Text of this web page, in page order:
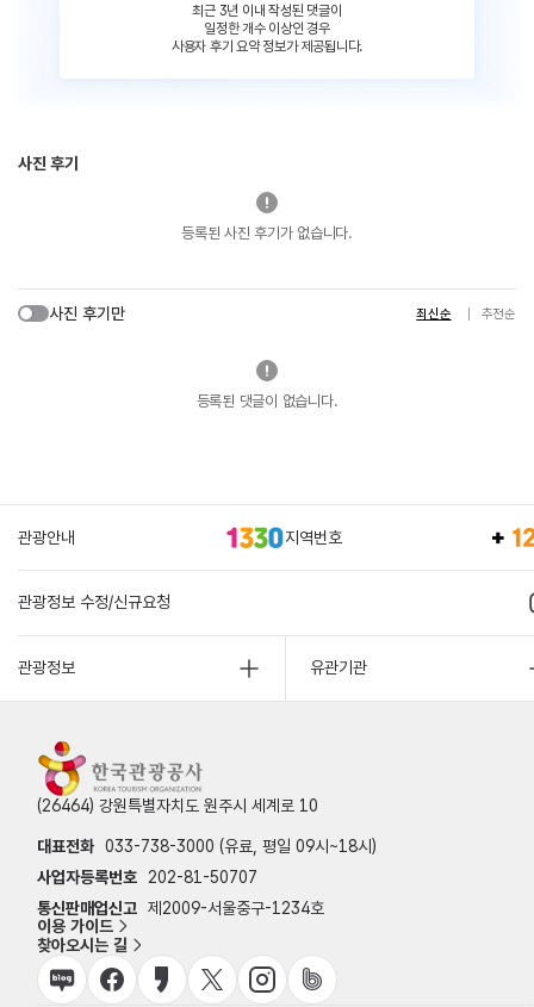
최근 3년 이내 작성된 댓글이
일정한 개수 이상인 경우
사용자 후기 요약 정보가 제공됩니다.
사진 후기
등록된 사진 후기가 없습니다.
사진 후기만 최신순 추천순
등록된 댓글이 없습니다.
관광안내 지역번호
관광정보 수정/신규요청
관광정보 유관기관
(26464) 강원특별자치도 원주시 세계로 10
대표전화 033-738-3000 (유료, 평일 09시~18시)
사업자등록번호
202-81-50707
통신판매업신고 제2009-서울중구-1234호
이용 가이드
찾아오시는 길